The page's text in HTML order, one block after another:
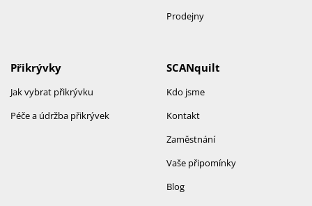
Prodejny
SCANquilt
Kdo jsme
Kontakt
Zaměstnání
Vaše připomínky
Blog
Přikrývky
Jak vybrat přikrývku
Péče a údržba přikrývek